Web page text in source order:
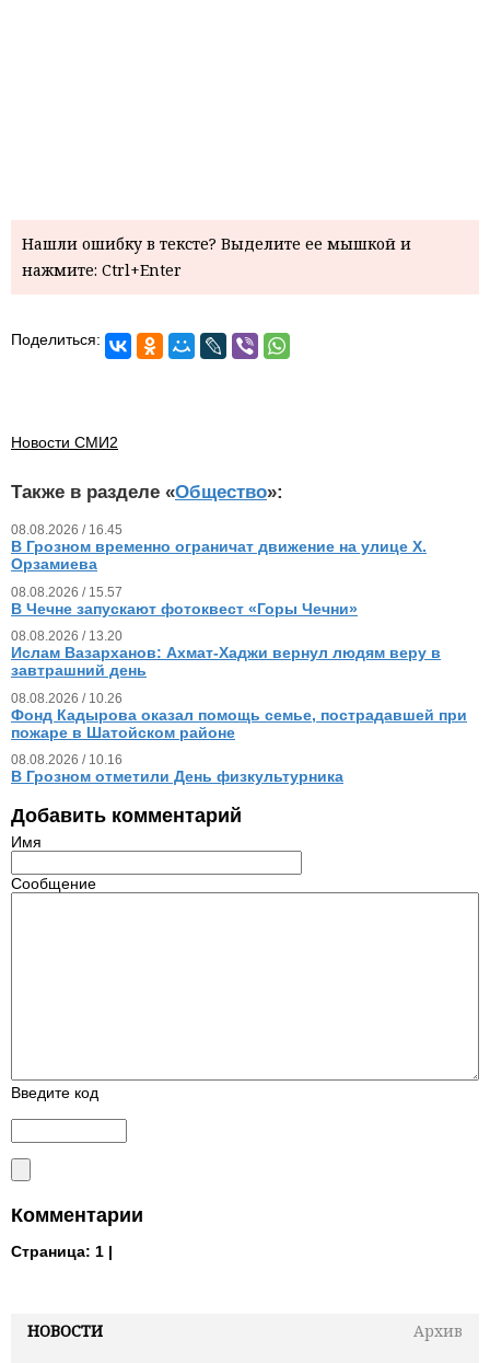
НОВОСТИ
Архив
Нашли ошибку в тексте? Выделите ее мышкой и
нажмите: Ctrl+Enter
Поделиться:
Новости СМИ2
Также в разделе «Общество»:
08.08.2026 / 16.45
В Грозном временно ограничат движение на улице Х.
Орзамиева
08.08.2026 / 15.57
В Чечне запускают фотоквест «Горы Чечни»
08.08.2026 / 13.20
Ислам Вазарханов: Ахмат-Хаджи вернул людям веру в
завтрашний день
08.08.2026 / 10.26
Фонд Кадырова оказал помощь семье, пострадавшей при
пожаре в Шатойском районе
08.08.2026 / 10.16
В Грозном отметили День физкультурника
Добавить комментарий
Имя
Сообщение
Введите код
Комментарии
Страница: 1 |